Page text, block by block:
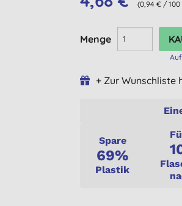
(0,94 € / 100
Menge
+ Zur Wunschliste
Spare
69%
Plastik